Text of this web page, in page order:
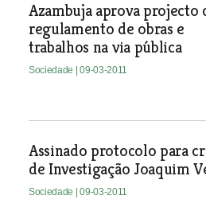
Azambuja aprova projecto
regulamento de obras e
trabalhos na via pública
Sociedade | 09-03-2011
Assinado protocolo para
de Investigação Joaquim
Sociedade | 09-03-2011